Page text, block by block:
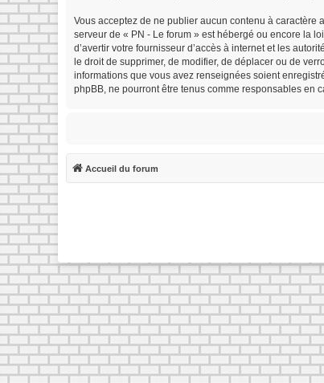
Vous acceptez de ne publier aucun contenu à
serveur de « PN - Le forum » est hébergé ou encore la
d’avertir votre fournisseur d’accès à internet et les
le droit de supprimer, de modifier, de déplacer ou de
informations que vous avez renseignées soient
phpBB, ne pourront être tenus comme responsables en
Accueil du forum